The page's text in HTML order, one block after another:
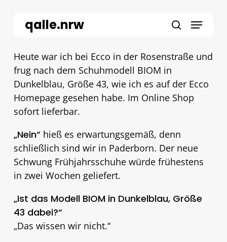
qalle.nrw Menu
Heute war ich bei Ecco in der Rosenstraße und
frug nach dem Schuhmodell BIOM in
Dunkelblau, Größe 43, wie ich es auf der Ecco
Homepage gesehen habe. Im Online Shop
sofort lieferbar.
„Nein“ hieß es erwartungsgemäß, denn
schließlich sind wir in Paderborn. Der neue
Schwung Frühjahrsschuhe würde frühestens
in zwei Wochen geliefert.
„Ist das Modell BIOM in Dunkelblau, Größe
43 dabei?“
„Das wissen wir nicht.“